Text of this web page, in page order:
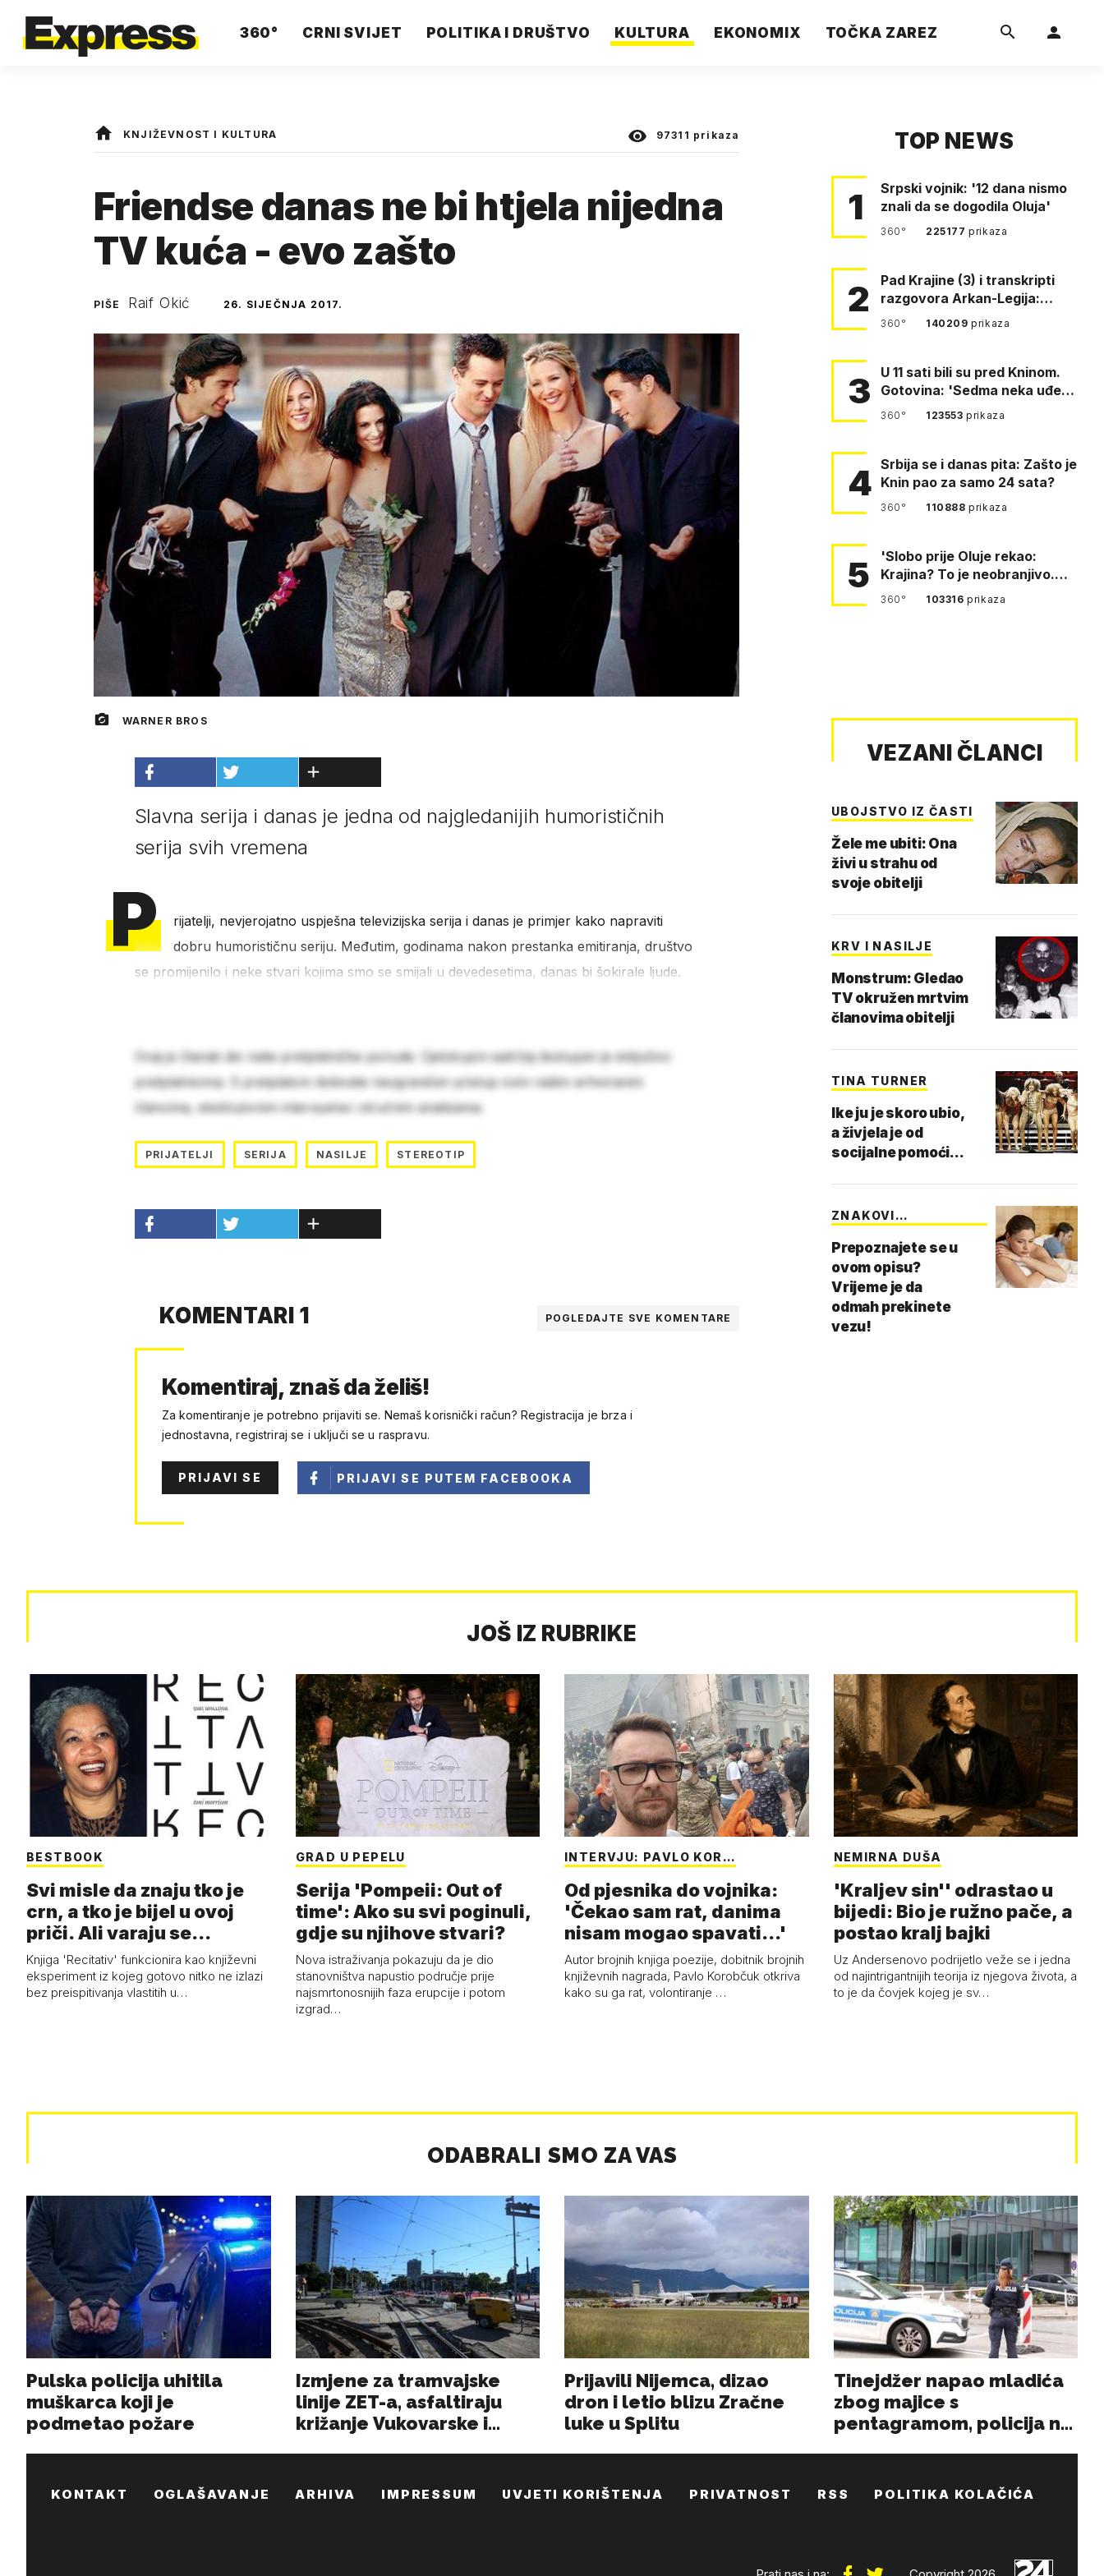
360° CRNI SVIJET POLITIKA I DRUŠTVO KULTURA EKONOMIX TOČKA ZAREZ
KNJIŽEVNOST I KULTURA 97311 prikaza
Friendse danas ne bi htjela nijedna
TV kuća - evo zašto
PIŠE Raif Okić 26. SIJEČNJA 2017.
WARNER BROS
Slavna serija i danas je jedna od najgledanijih humorističnih
serija svih vremena
P
rijatelji, nevjerojatno uspješna televizijska serija i danas je primjer kako napraviti
dobru humorističnu seriju. Međutim, godinama nakon prestanka emitiranja, društvo
se promijenilo i neke stvari kojima smo se smijali u devedesetima, danas bi šokirale ljude.
Ovaj je članak dio naše pretplatničke ponude. Cjelokupni sadržaj dostupan je isključivo
pretplatnicima. S pretplatom dobivate neograničen pristup svim našim arhiviranim
člancima, ekskluzivnim intervjuima i stručnim analizama.
PRIJATELJI SERIJA NASILJE STEREOTIP
KOMENTARI 1 POGLEDAJTE SVE KOMENTARE
Komentiraj, znaš da želiš!
Za komentiranje je potrebno prijaviti se. Nemaš korisnički račun? Registracija je brza i
jednostavna, registriraj se i uključi se u raspravu.
PRIJAVI SE PRIJAVI SE PUTEM FACEBOOKA
TOP NEWS
1
Srpski vojnik: '12 dana nismo
znali da se dogodila Oluja'
360° 225177prikaza
2
Pad Krajine (3) i transkripti
razgovora Arkan-Legija:
'Čujem, prelazite ustašam…
360° 140209prikaza
3
U 11 sati bili su pred Kninom.
Gotovina: 'Sedma neka uđe,
4. gardijska neka g…
360° 123553prikaza
4 Srbija se i danas pita: Zašto je
Knin pao za samo 24 sata?
360° 110888prikaza
5
'Slobo prije Oluje rekao:
Krajina? To je neobranjivo.
Tuđmana zvao Krivousti'
360° 103316prikaza
VEZANI ČLANCI
UBOJSTVO IZ ČASTI
Žele me ubiti: Ona
živi u strahu od
svoje obitelji
KRV I NASILJE
Monstrum: Gledao
TV okružen mrtvim
članovima obitelji
TINA TURNER
Ike ju je skoro ubio,
a živjela je od
socijalne pomoći...
ZNAKOVI
Prepoznajete se u
ovom opisu?
Vrijeme je da
odmah prekinete
vezu!
JOŠ IZ RUBRIKE
BESTBOOK
Svi misle da znaju tko je
crn, a tko je bijel u ovoj
priči. Ali varaju se...
Knjiga 'Recitativ' funkcionira kao književni
eksperiment iz kojeg gotovo nitko ne izlazi
bez preispitivanja vlastitih u…
GRAD U PEPELU
Serija 'Pompeii: Out of
time': Ako su svi poginuli,
gdje su njihove stvari?
Nova istraživanja pokazuju da je dio
stanovništva napustio područje prije
najsmrtonosnijih faza erupcije i potom
izgrad…
INTERVJU: PAVLO KOR…
Od pjesnika do vojnika:
'Čekao sam rat, danima
nisam mogao spavati...'
Autor brojnih knjiga poezije, dobitnik brojnih
književnih nagrada, Pavlo Korobčuk otkriva
kako su ga rat, volontiranje …
NEMIRNA DUŠA
'Kraljev sin'' odrastao u
bijedi: Bio je ružno pače, a
postao kralj bajki
Uz Andersenovo podrijetlo veže se i jedna
od najintrigantnijih teorija iz njegova života, a
to je da čovjek kojeg je sv…
KONTAKT OGLAŠAVANJE ARHIVA IMPRESSUM UVJETI KORIŠTENJA PRIVATNOST RSS POLITIKA KOLAČIĆA